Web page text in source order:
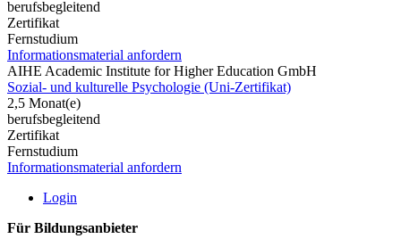
berufsbegleitend
Zertifikat
Fernstudium
Informationsmaterial anfordern
AIHE Academic Institute for Higher Education GmbH
Sozial- und kulturelle Psychologie (Uni-Zertifikat)
2,5 Monat(e)
berufsbegleitend
Zertifikat
Fernstudium
Informationsmaterial anfordern
Login
Für Bildungsanbieter